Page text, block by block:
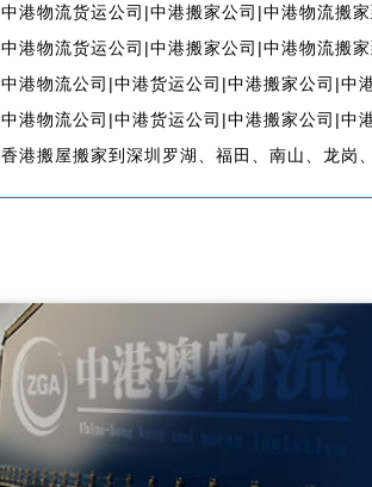
中港物流货运公司|中港搬家公司|中港物流搬
中港物流货运公司|中港搬家公司|中港物流搬
中港物流公司|中港货运公司|中港搬家公司|中
中港物流公司|中港货运公司|中港搬家公司|中
香港搬屋搬家到深圳罗湖、福田、南山、龙岗